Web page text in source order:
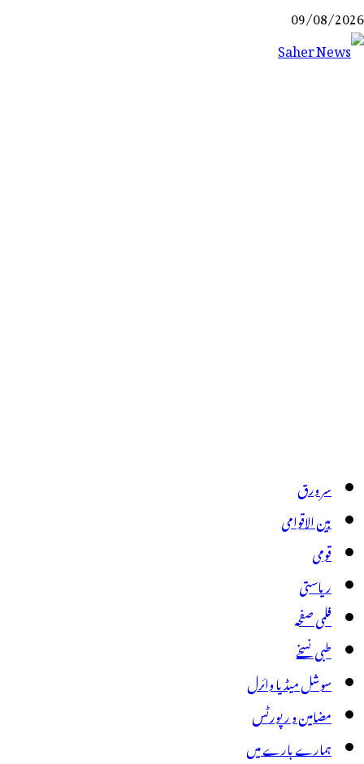
Skip
to
09/08/2026
سر ورق
بین الاقوامی
قومی
ریاستی
فلمی صفحہ
طبی نسخے
سوشل میڈیا وائرل
مضامین و رپورٹس
ہمارے بارے میں